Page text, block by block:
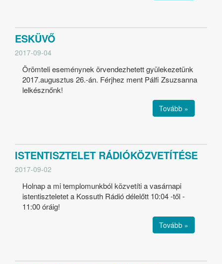
ESKÜVŐ
2017-09-04
Örömteli eseménynek örvendezhetett gyülekezetünk
2017.augusztus 26.-án. Férjhez ment Pálfi Zsuzsanna
lelkésznőnk!
Tovább »
ISTENTISZTELET RÁDIÓKÖZVETÍTÉSE
2017-09-02
Holnap a mi templomunkból közvetíti a vasárnapi
istentiszteletet a Kossuth Rádió délelőtt 10:04 -től -
11:00 óráig!
Tovább »